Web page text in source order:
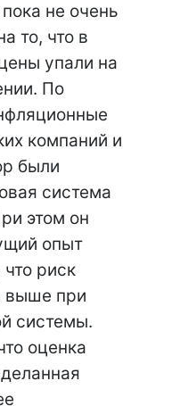
не очень
то, что в
упали на
По
компаний и
были
система
этом он
опыт
риск
выше при
системы.
оценка